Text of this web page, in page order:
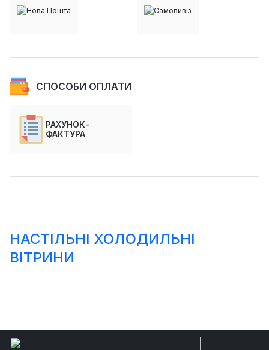
СПОСОБИ ОПЛАТИ
РАХУНОК-
ФАКТУРА
НАСТІЛЬНІ ХОЛОДИЛЬНІ
ВІТРИНИ